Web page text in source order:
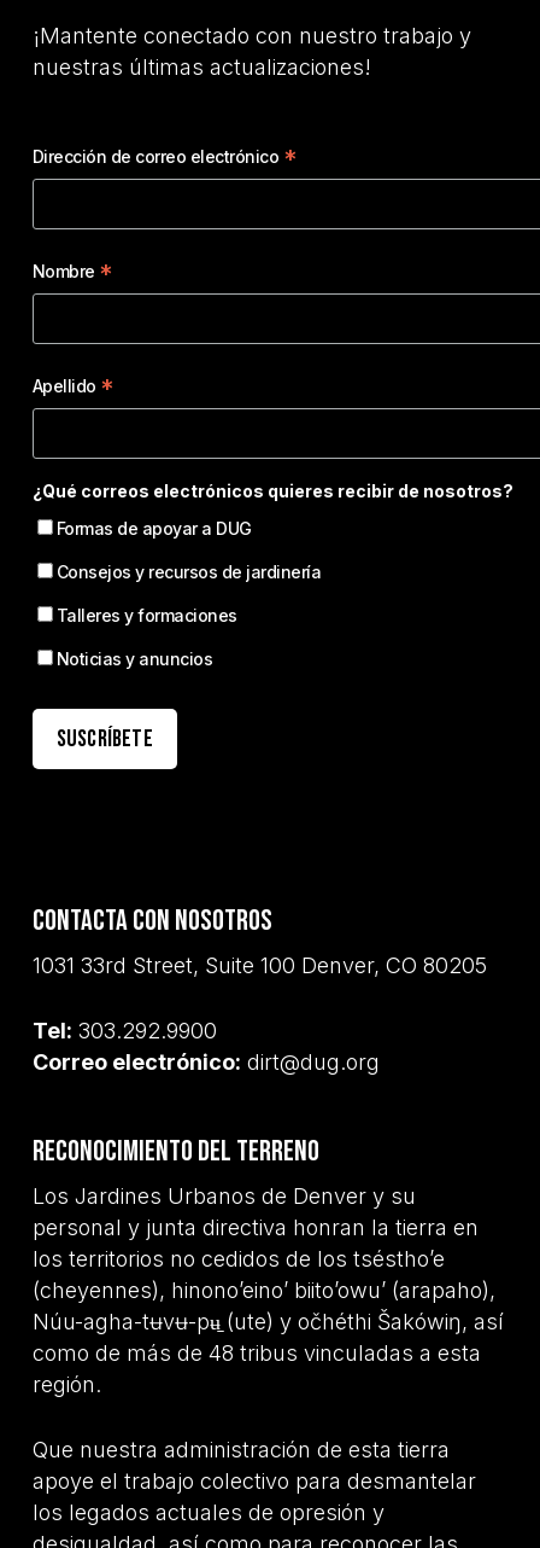
¡Mantente conectado con nuestro trabajo y
nuestras últimas actualizaciones!
Dirección de correo electrónico *
Nombre *
Apellido *
¿Qué correos electrónicos quieres recibir de nosotros?
Formas de apoyar a DUG
Consejos y recursos de jardinería
Talleres y formaciones
Noticias y anuncios
Contacta con nosotros
1031 33rd Street, Suite 100 Denver, CO 80205
Tel: 303.292.9900
Correo electrónico: dirt@dug.org
Reconocimiento del terreno
Los Jardines Urbanos de Denver y su
personal y junta directiva honran la tierra en
los territorios no cedidos de los tséstho’e
(cheyennes), hinono’eino’ biito’owu’ (arapaho),
Núu-agha-tʉvʉ-pʉ̱ (ute) y očhéthi Šakówiŋ, así
como de más de 48 tribus vinculadas a esta
región.
Que nuestra administración de esta tierra
apoye el trabajo colectivo para desmantelar
los legados actuales de opresión y